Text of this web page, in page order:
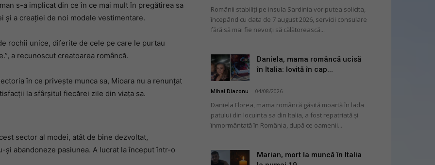
s-a implicat din ce în ce mai mult în pregătirea sa
și a creației de noi modele vestimentare.
rochii unice, diferite de cele pe care le purtau
a recunoscut creatoarea româncă.
în ce privește munca sa, Mioara nu a renunțat
la sfârșitul fiecărei zile din viața sa.
sector al modei, atât de bine dezvoltat,
abandoneze pasiunea. A lucrat la început într-o
Românii stabiliți pe insula Sardinia vor putea solicita,
începând cu data de 7 august 2026, servicii consulare
fără să mai fie nevoiți să călătorească...
Daniela, mama româncă ucisă
în Italia: lovită în cap...
Mihai Diaconu 04/08/2026
Daniela Florea, mama româncă găsită moartă în lada
patului din locuința sa din Italia, a fost repatriată și
înmormântată în România, după ce oamenii...
Marian, mort la muncă în Italia